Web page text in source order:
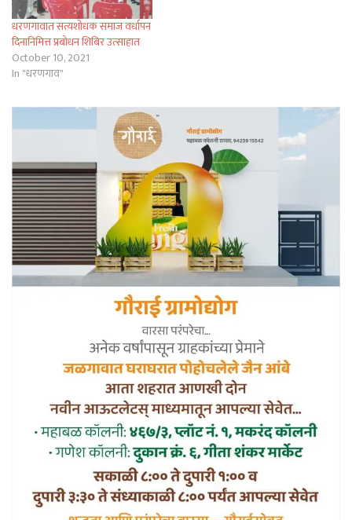
धरणगावात सत्यशोधक समाज वर्धापन
दिनानिमित्त प्रबोधन शिबिर उत्साहात
October 10, 2021
In "धरणगाव"